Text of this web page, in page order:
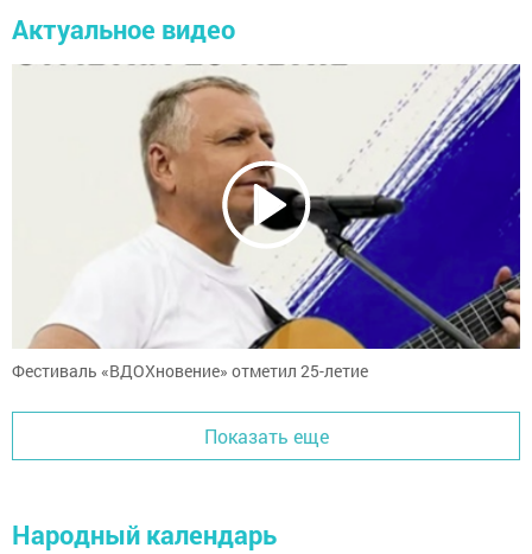
Актуальное видео
Фестиваль «ВДОХновение» отметил 25-летие
Показать еще
Народный календарь